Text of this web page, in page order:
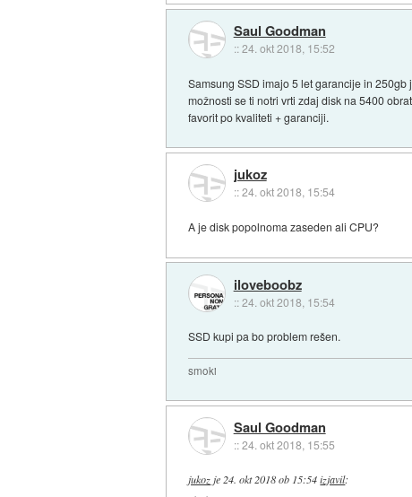
Saul Goodman
::24. okt 2018, 15:52
Samsung SSD imajo 5 let garancije in
možnosti se ti notri vrti zdaj disk na 5400
favorit po kvaliteti + garanciji.
jukoz
::24. okt 2018, 15:54
A je disk popolnoma zaseden ali CPU?
iloveboobz
::24. okt 2018, 15:54
SSD kupi pa bo problem rešen.
smoki
Saul Goodman
::24. okt 2018, 15:55
jukoz je 24. okt 2018 ob 15:54 izjavil: